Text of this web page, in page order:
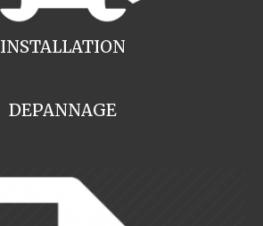
INSTALLATION
DEPANNAGE